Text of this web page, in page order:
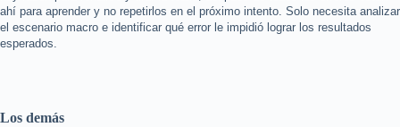
ahí para aprender y no repetirlos en el próximo intento. Solo necesita analizar
el escenario macro e identificar qué error le impidió lograr los resultados
esperados.
Los demás